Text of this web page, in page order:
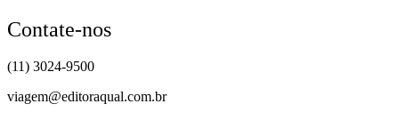
Contate-nos
(11) 3024-9500
viagem@editoraqual.com.br